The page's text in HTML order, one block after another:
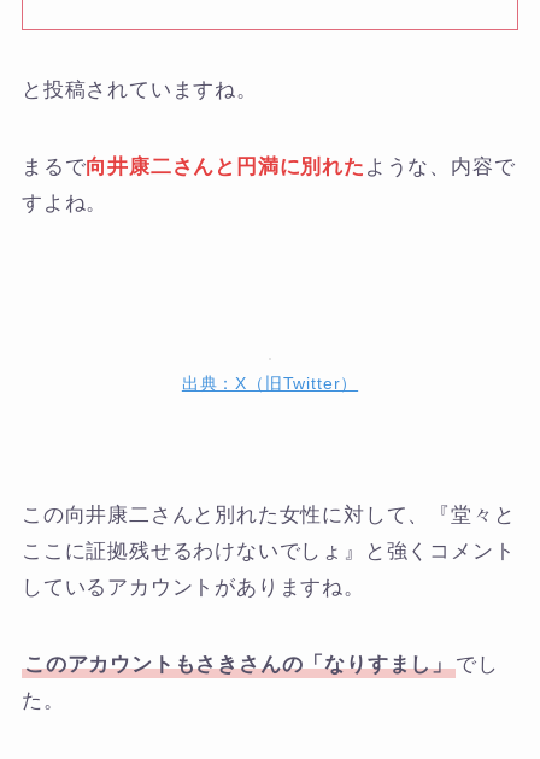
と投稿されていますね。
まるで向井康二さんと円満に別れた ような、内容で
すよね。
出典：X（旧Twitter）
この向井康二さんと別れた女性に対して、『堂々と
ここに証拠残せるわけないでしょ』と強くコメント
しているアカウントがありますね。
このアカウントもさきさんの「なりすまし」でし
た。